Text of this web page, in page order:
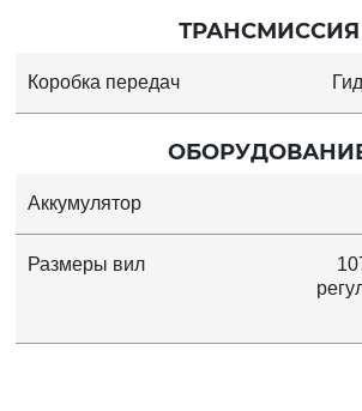
ТРАНСМИССИЯ
Коробка передач
Аккумулятор
Размеры вил